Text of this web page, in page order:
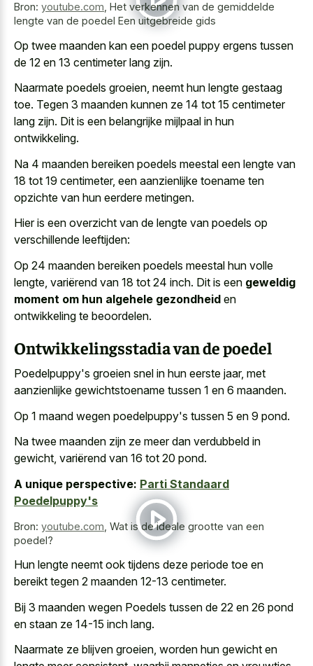
Bron: youtube.com Het verkennen van de gemiddelde
lengte van de poedel Een uitgebreide gids
Op twee maanden kan een poedel puppy ergens tussen
de 12 en 13 centimeter lang zijn.
Naarmate poedels groeien, neemt hun lengte gestaag
toe. Tegen 3 maanden kunnen ze 14 tot 15 centimeter
lang zijn. Dit is een belangrijke mijlpaal in hun
ontwikkeling.
Na 4 maanden bereiken poedels meestal een lengte van
18 tot 19 centimeter, een aanzienlijke toename ten
opzichte van hun eerdere metingen.
Hier is een overzicht van de lengte van poedels op
verschillende leeftijden:
Op 24 maanden bereiken poedels meestal hun volle
lengte, variërend van 18 tot 24 inch. Dit is een geweldig
moment om hun algehele gezondheid en
ontwikkeling te beoordelen.
Ontwikkelingsstadia van de poedel
Poedelpuppy's groeien snel in hun eerste jaar, met
aanzienlijke gewichtstoename tussen 1 en 6 maanden.
Op 1 maand wegen poedelpuppy's tussen 5 en 9 pond.
Na twee maanden zijn ze meer dan verdubbeld in
gewicht, variërend van 16 tot 20 pond.
A unique perspective: Parti Standaard
Poedelpuppy's
Bron: youtube.com Wat is de ideale grootte van een
poedel?
Hun lengte neemt ook tijdens deze periode toe en
bereikt tegen 2 maanden 12-13 centimeter.
Bij 3 maanden wegen Poedels tussen de 22 en 26 pond
en staan ze 14-15 inch lang.
Naarmate ze blijven groeien, worden hun gewicht en